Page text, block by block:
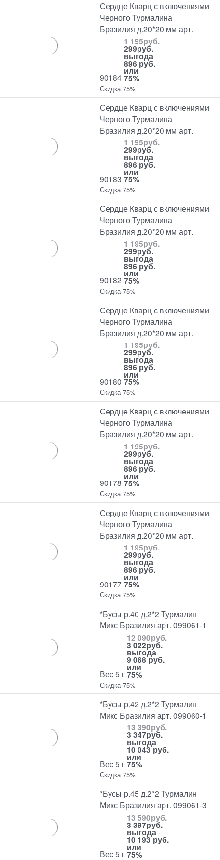
Сердце Кварц с включениями
Черного Турмалина
Бразилия д.20*20 мм арт.
90184
1 195руб.
299руб.
выгода
896 руб.
или
75%
Скидка 75%
Сердце Кварц с включениями
Черного Турмалина
Бразилия д.20*20 мм арт.
90183
1 195руб.
299руб.
выгода
896 руб.
или
75%
Скидка 75%
Сердце Кварц с включениями
Черного Турмалина
Бразилия д.20*20 мм арт.
90182
1 195руб.
299руб.
выгода
896 руб.
или
75%
Скидка 75%
Сердце Кварц с включениями
Черного Турмалина
Бразилия д.20*20 мм арт.
90180
1 195руб.
299руб.
выгода
896 руб.
или
75%
Скидка 75%
Сердце Кварц с включениями
Черного Турмалина
Бразилия д.20*20 мм арт.
90178
1 195руб.
299руб.
выгода
896 руб.
или
75%
Скидка 75%
Сердце Кварц с включениями
Черного Турмалина
Бразилия д.20*20 мм арт.
90177
1 195руб.
299руб.
выгода
896 руб.
или
75%
Скидка 75%
*Бусы р.40 д.2*2 Турмалин
Микс Бразилия арт. 099061-1
Вес 5 г
12 090руб.
3 022руб.
выгода
9 068 руб.
или
75%
Скидка 75%
*Бусы р.42 д.2*2 Турмалин
Микс Бразилия арт. 099060-1
Вес 5 г
13 390руб.
3 347руб.
выгода
10 043 руб.
или
75%
Скидка 75%
*Бусы р.45 д.2*2 Турмалин
Микс Бразилия арт. 099061-3
Вес 5 г
13 590руб.
3 397руб.
выгода
10 193 руб.
или
75%